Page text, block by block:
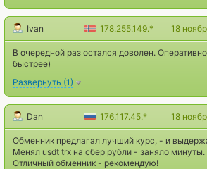
Ivan 178.255.149.* 18
В очередной раз остался доволен.
быстрее)
Развернуть (1)
Dan 176.117.45.* 18
Обменник предлагал лучший курс, - и
Менял usdt trx на сбер рубли - заняло минуты.
Отличный обменник - рекомендую!